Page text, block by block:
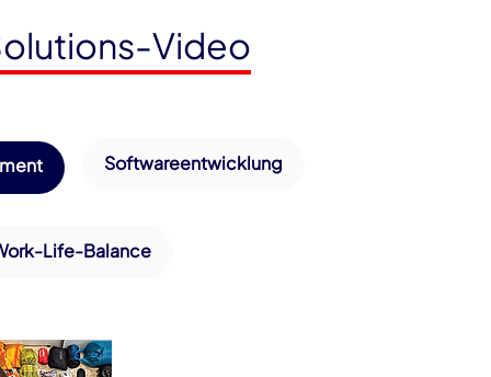
Video
Softwareentwicklung
Life-Balance